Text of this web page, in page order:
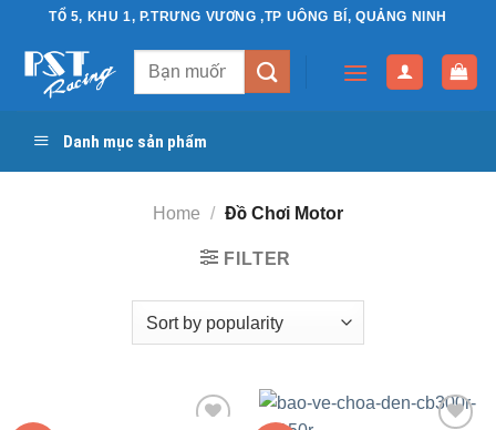
ChuyểnTỔ 5, KHU 1, P.TRƯNG VƯƠNG ,TP UÔNG BÍ, QUẢNG NINH
Search
Danh mục sản phẩm
Home / Đồ Chơi Motor
FILTER